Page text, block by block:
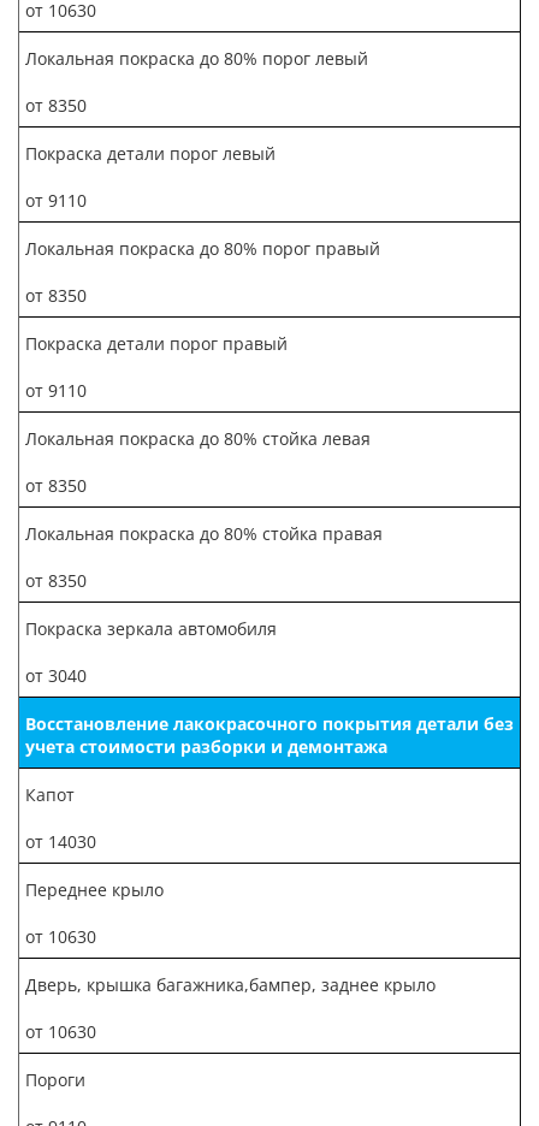
от 10630
Локальная покраска до 80% порог левый
от 8350
Покраска детали порог левый
от 9110
Локальная покраска до 80% порог правый
от 8350
Покраска детали порог правый
от 9110
Локальная покраска до 80% стойка левая
от 8350
Локальная покраска до 80% стойка правая
от 8350
Покраска зеркала автомобиля
от 3040
Восстановление лакокрасочного покрытия детали без
учета стоимости разборки и демонтажа
Капот
от 14030
Переднее крыло
от 10630
Дверь, крышка багажника,бампер, заднее крыло
от 10630
Пороги